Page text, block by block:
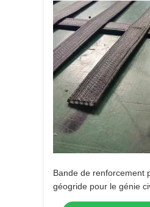
Bande de renforcement
géogride pour le génie
soutènement